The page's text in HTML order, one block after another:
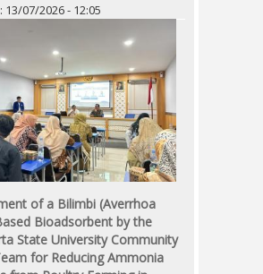
13/07/2026 - 12:05
of a Bilimbi (Averrhoa
Bioadsorbent by the
State University Community
for Reducing Ammonia